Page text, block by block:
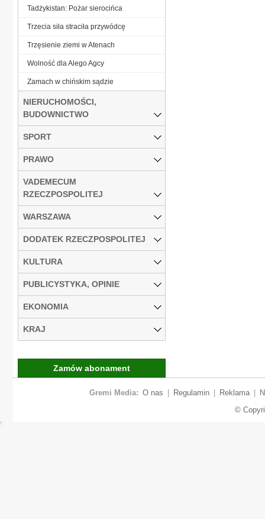
Tadżykistan: Pożar sierocińca
Trzecia siła straciła przywódcę
Trzęsienie ziemi w Atenach
Wolność dla Alego Agcy
Zamach w chińskim sądzie
NIERUCHOMOŚCI,
BUDOWNICTWO
SPORT
PRAWO
VADEMECUM
RZECZPOSPOLITEJ
WARSZAWA
DODATEK RZECZPOSPOLITEJ
KULTURA
PUBLICYSTYKA, OPINIE
EKONOMIA
KRAJ
Zamów abonament
Gremi Media: O nas Regulamin Reklama
©